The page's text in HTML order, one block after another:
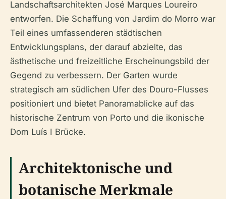
Landschaftsarchitekten José Marques Loureiro
entworfen. Die Schaffung von Jardim do Morro war
Teil eines umfassenderen städtischen
Entwicklungsplans, der darauf abzielte, das
ästhetische und freizeitliche Erscheinungsbild der
Gegend zu verbessern. Der Garten wurde
strategisch am südlichen Ufer des Douro-Flusses
positioniert und bietet Panoramablicke auf das
historische Zentrum von Porto und die ikonische
Dom Luís I Brücke.
Architektonische und
botanische Merkmale